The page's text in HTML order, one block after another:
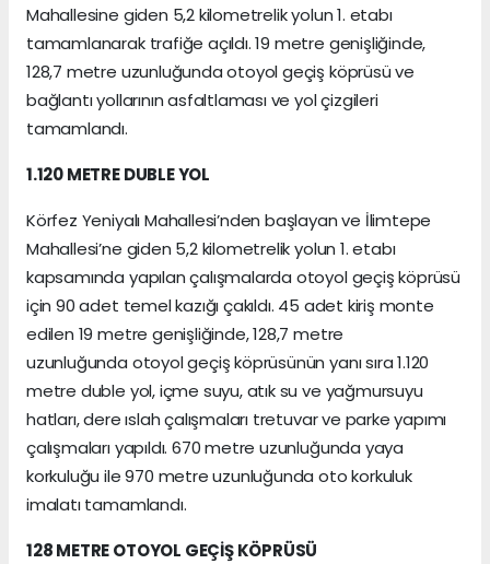
Mahallesine giden 5,2 kilometrelik yolun 1. etabı
tamamlanarak trafiğe açıldı. 19 metre genişliğinde,
128,7 metre uzunluğunda otoyol geçiş köprüsü ve
bağlantı yollarının asfaltlaması ve yol çizgileri
tamamlandı.
1.120 METRE DUBLE YOL
Körfez Yeniyalı Mahallesi’nden başlayan ve İlimtepe
Mahallesi’ne giden 5,2 kilometrelik yolun 1. etabı
kapsamında yapılan çalışmalarda otoyol geçiş köprüsü
için 90 adet temel kazığı çakıldı. 45 adet kiriş monte
edilen 19 metre genişliğinde, 128,7 metre
uzunluğunda otoyol geçiş köprüsünün yanı sıra 1.120
metre duble yol, içme suyu, atık su ve yağmursuyu
hatları, dere ıslah çalışmaları tretuvar ve parke yapımı
çalışmaları yapıldı. 670 metre uzunluğunda yaya
korkuluğu ile 970 metre uzunluğunda oto korkuluk
imalatı tamamlandı.
128 METRE OTOYOL GEÇİŞ KÖPRÜSÜ